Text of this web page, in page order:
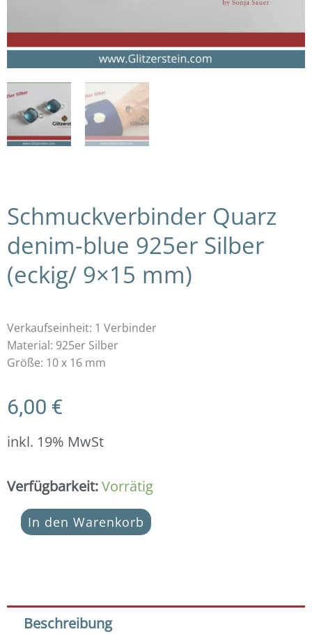
Schmuckverbinder Quarz
denim-blue 925er Silber
(eckig/ 9×15 mm)
Verkaufseinheit: 1 Verbinder
Material: 925er Silber
Größe: 10 x 16 mm
6,00 €
inkl. 19% MwSt
Verfügbarkeit:Vorrätig
Schmuckverbinder
denim-
blue
9x15
mm)
In den Warenkorb
Beschreibung